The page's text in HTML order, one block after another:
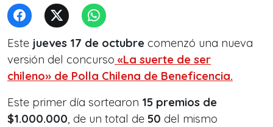
Este jueves 17 de octubre comenzó una nueva
versión del concurso «La suerte de ser
chileno» de Polla Chilena de Beneficencia.
Este primer día sortearon 15 premios de
$1.000.000, de un total de 50 del mismo